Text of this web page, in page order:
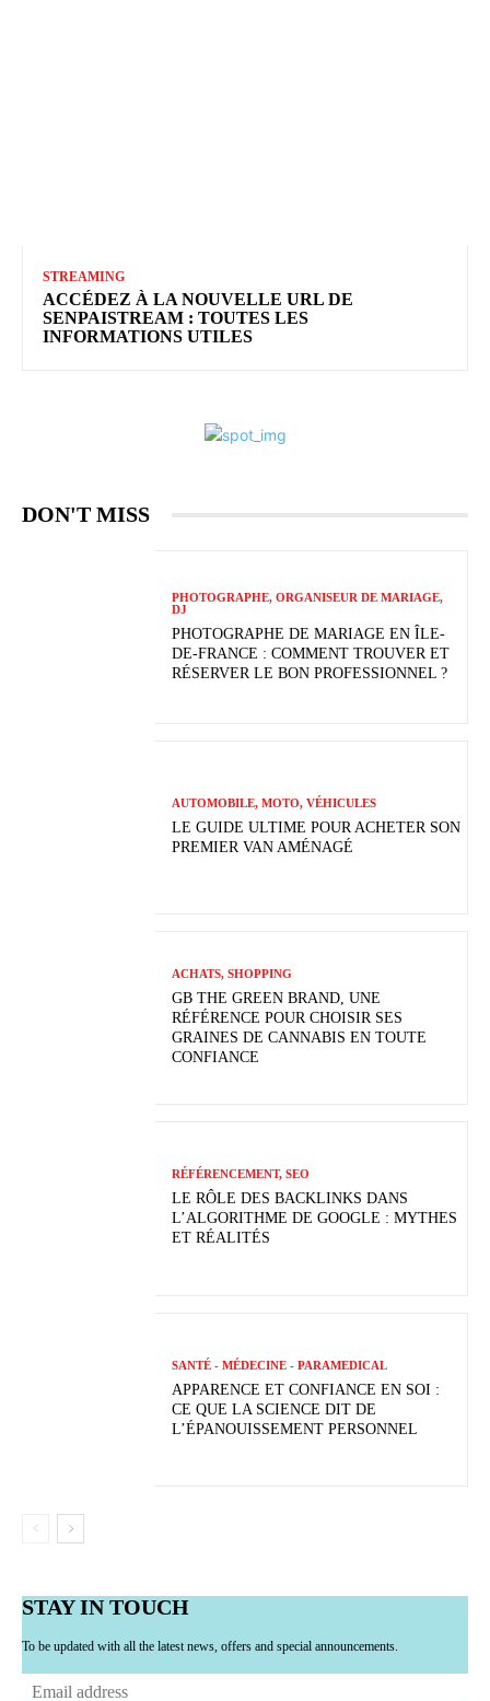
STREAMING
ACCÉDEZ À LA NOUVELLE URL DE
SENPAISTREAM : TOUTES LES
INFORMATIONS UTILES
DON'T MISS
PHOTOGRAPHE, ORGANISEUR DE MARIAGE,
DJ
PHOTOGRAPHE DE MARIAGE EN ÎLE-
DE-FRANCE : COMMENT TROUVER ET
RÉSERVER LE BON PROFESSIONNEL ?
AUTOMOBILE, MOTO, VÉHICULES
LE GUIDE ULTIME POUR ACHETER SON
PREMIER VAN AMÉNAGÉ
ACHATS, SHOPPING
GB THE GREEN BRAND, UNE
RÉFÉRENCE POUR CHOISIR SES
GRAINES DE CANNABIS EN TOUTE
CONFIANCE
RÉFÉRENCEMENT, SEO
LE RÔLE DES BACKLINKS DANS
L’ALGORITHME DE GOOGLE : MYTHES
ET RÉALITÉS
SANTÉ - MÉDECINE - PARAMEDICAL
APPARENCE ET CONFIANCE EN SOI :
CE QUE LA SCIENCE DIT DE
L’ÉPANOUISSEMENT PERSONNEL
STAY IN TOUCH
To be updated with all the latest news, offers and special announcements.